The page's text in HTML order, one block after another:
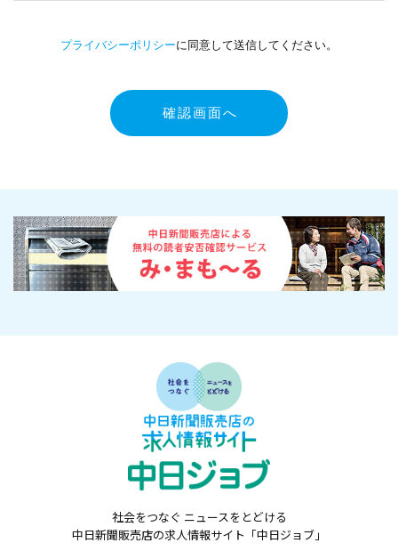
プライバシーポリシーに同意して送信してください。
確認画面へ
社会をつなぐ ニュースをとどける
中日新聞販売店の求人情報サイト「中日ジョブ」